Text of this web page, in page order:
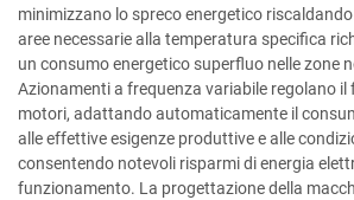
minimizzano lo spreco energetico
aree necessarie alla temperatura specifica
un consumo energetico superfluo nelle zone
Azionamenti a frequenza variabile regolano
motori, adattando automaticamente il
alle effettive esigenze produttive e alle
consentendo notevoli risparmi di energia
funzionamento. La progettazione della